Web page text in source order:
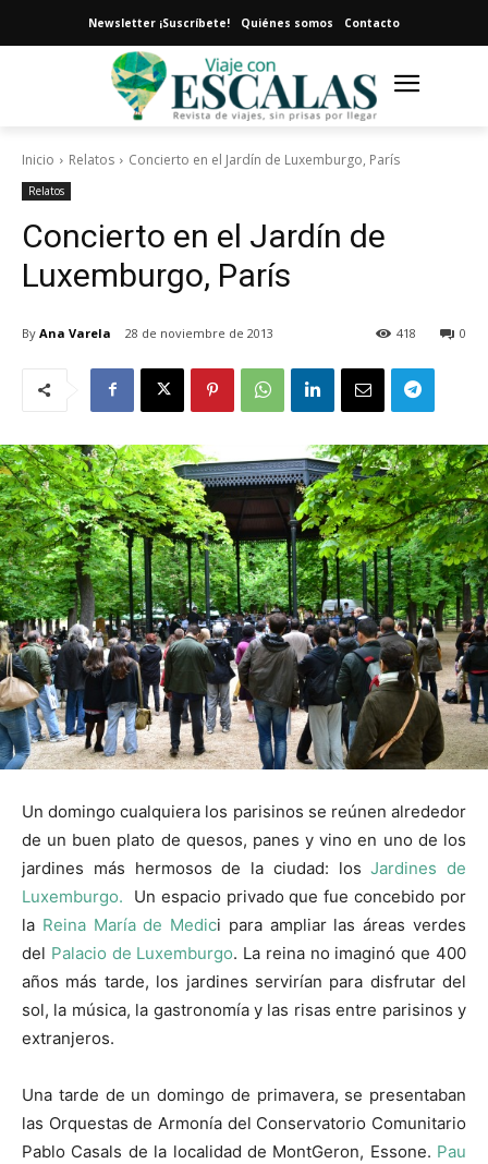
Newsletter ¡Suscríbete! Quiénes somos Contacto
Inicio Relatos Concierto en el Jardín de Luxemburgo, París
Relatos
Concierto en el Jardín de
Luxemburgo, París
By Ana Varela 28 de noviembre de 2013 0
418
Un domingo cualquiera los parisinos se reúnen alrededor
de un buen plato de quesos, panes y vino en uno de los
jardines más hermosos de la ciudad: losJardines de
Luxemburgo. Un espacio privado que fue concebido por
la Reina María de Medici para ampliar las áreas verdes
del Palacio de Luxemburgo. La reina no imaginó que 400
años más tarde, los jardines servirían para disfrutar del
sol, la música, la gastronomía y las risas entre parisinos y
extranjeros.
Una tarde de un domingo de primavera, se presentaban
las Orquestas de Armonía del Conservatorio Comunitario
Pablo Casals de la localidad de MontGeron, Essone. Pau